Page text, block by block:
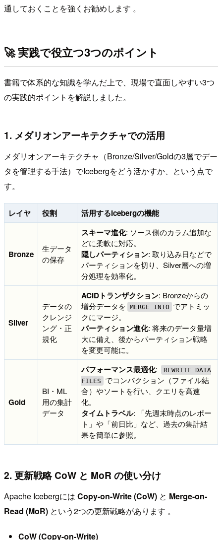
通しておくことを強くお勧めします 。
🚀 実践で役立つ3つのポイント
書籍で体系的な知識を学んだ上で、現場で直面しやすい3つ
の実践的ポイントを解説しました。
1. メダリオンアーキテクチャでの活用
メダリオンアーキテクチャ（Bronze/Silver/Goldの3層でデー
タを管理する手法）でIcebergをどう活かすか、という点で
す。
レイヤ 役割 活用するIcebergの機能
Bronze
生データ
の保存
スキーマ進化: ソース側のカラム追加な
どに柔軟に対応。
隠しパーティション: 取り込み日などで
パーティションを切り、Silver層への増
分処理を効率化。
Silver
データの
クレンジ
ング・正
規化
ACIDトランザクション: Bronzeからの
増分データを MERGE INTO でアトミッ
クにマージ。
パーティション進化: 将来のデータ量増
大に備え、後からパーティション戦略
を変更可能に。
Gold
BI・ML
用の集計
データ
パフォーマンス最適化:
REWRITE DATA
FILES
でコンパクション（ファイル結
合）やソートを行い、クエリを高速
化。
タイムトラベル: 「先週末時点のレポー
ト」や「前日比」など、過去の集計結
果を簡単に参照。
2. 更新戦略 CoW と MoR の使い分け
Apache Icebergには Copy-on-Write (CoW) と Merge-on-
Read (MoR) という2つの更新戦略があります 。
CoW (Copy-on-Write)